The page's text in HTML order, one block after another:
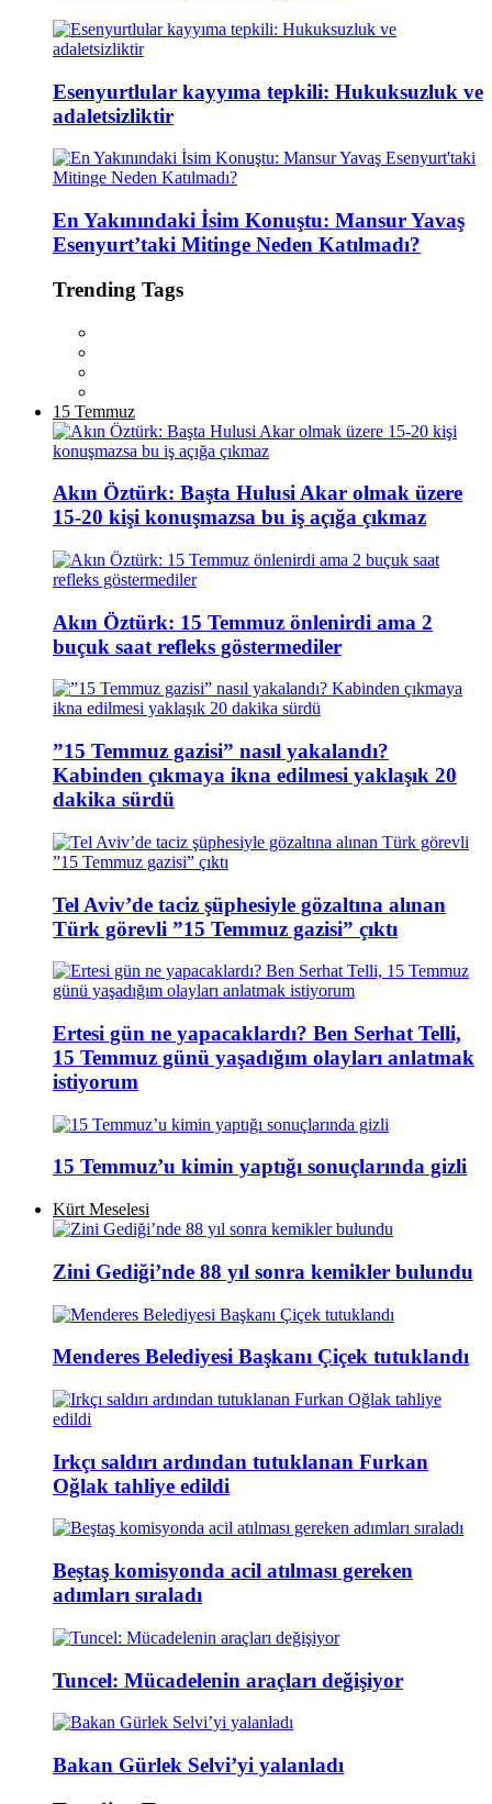
Esenyurtlular kayyıma tepkili: Hukuksuzluk ve
adaletsizliktir
En Yakınındaki İsim Konuştu: Mansur Yavaş
Esenyurt’taki Mitinge Neden Katılmadı?
Trending Tags
15 Temmuz
Akın Öztürk: Başta Hulusi Akar olmak üzere
15-20 kişi konuşmazsa bu iş açığa çıkmaz
Akın Öztürk: 15 Temmuz önlenirdi ama 2
buçuk saat refleks göstermediler
”15 Temmuz gazisi” nasıl yakalandı?
Kabinden çıkmaya ikna edilmesi yaklaşık 20
dakika sürdü
Tel Aviv’de taciz şüphesiyle gözaltına alınan
Türk görevli ”15 Temmuz gazisi” çıktı
Ertesi gün ne yapacaklardı? Ben Serhat Telli,
15 Temmuz günü yaşadığım olayları anlatmak
istiyorum
15 Temmuz’u kimin yaptığı sonuçlarında gizli
Kürt Meselesi
Zini Gediği’nde 88 yıl sonra kemikler bulundu
Menderes Belediyesi Başkanı Çiçek tutuklandı
Irkçı saldırı ardından tutuklanan Furkan
Oğlak tahliye edildi
Beştaş komisyonda acil atılması gereken
adımları sıraladı
Tuncel: Mücadelenin araçları değişiyor
Bakan Gürlek Selvi’yi yalanladı